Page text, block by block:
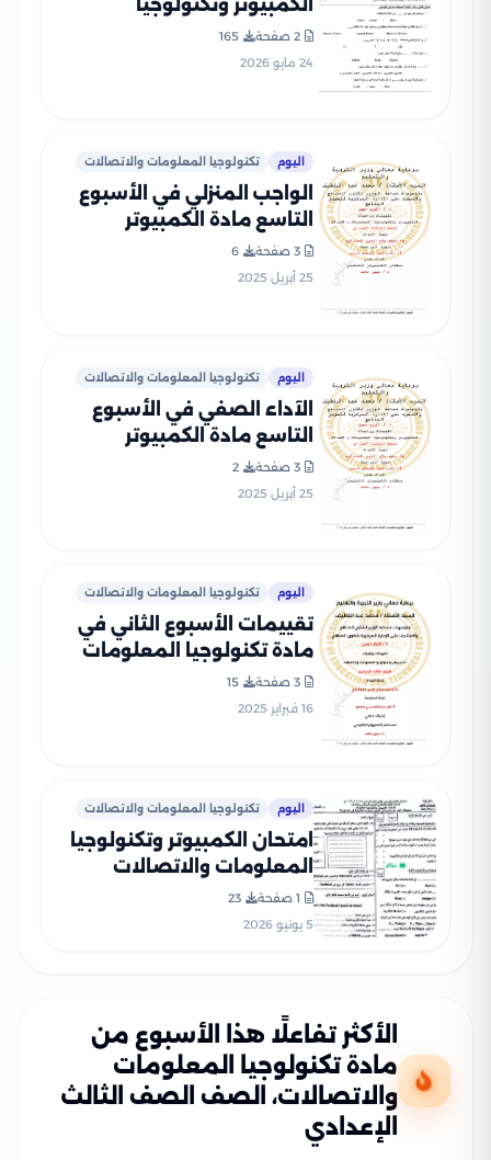
الكمبيوتر وتكنولوجيا
المعلومات للصف الثالث
2 صفحة
165
24 مايو 2026
اليوم تكنولوجيا المعلومات والاتصالات
الواجب المنزلي في الأسبوع
التاسع مادة الكمبيوتر
وتكنولوجيا المعلومات للصف
الثالث الاعدادي الترم الثاني
3 صفحة
6
25 أبريل 2025
اليوم تكنولوجيا المعلومات والاتصالات
الآداء الصفي في الأسبوع
التاسع مادة الكمبيوتر
وتكنولوجيا المعلومات لثالثة
3 صفحة
2
25 أبريل 2025
اليوم تكنولوجيا المعلومات والاتصالات
تقييمات الأسبوع الثاني في
مادة تكنولوجيا المعلومات
والاتصالات للصف الثالث
3 صفحة
15
16 فبراير 2025
اليوم تكنولوجيا المعلومات والاتصالات
امتحان الكمبيوتر وتكنولوجيا
المعلومات والاتصالات
الرسمي محافظة الشرقية ترم
ثاني 2026
1 صفحة
23
5 يونيو 2026
الأكثر تفاعلًا هذا الأسبوع من
مادة تكنولوجيا المعلومات
والاتصالات، الصف الصف الثالث
الإعدادي